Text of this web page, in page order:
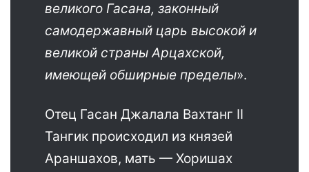
великого Гасана, законный
самодержавный царь высокой и
великой страны Арцахской,
имеющей обширные пределы».
Отец Гасан Джалала Вахтанг II
Тангик происходил из князей
Араншахов, мать — Хоришах